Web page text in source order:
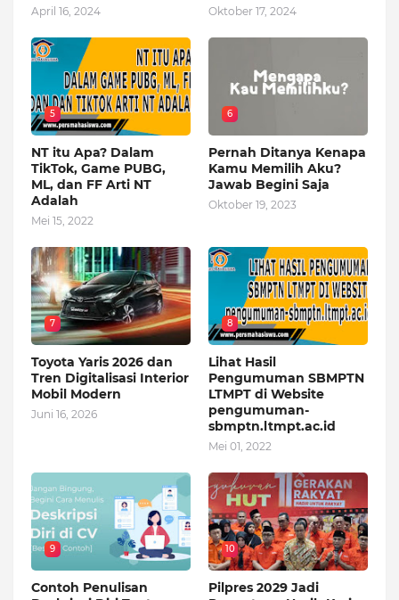
April 16, 2024 Oktober 17, 2024
5
NT itu Apa? Dalam
TikTok, Game PUBG,
ML, dan FF Arti NT
Adalah
Mei 15, 2022
6
Pernah Ditanya Kenapa
Kamu Memilih Aku?
Jawab Begini Saja
Oktober 19, 2023
7
Toyota Yaris 2026 dan
Tren Digitalisasi Interior
Mobil Modern
Juni 16, 2026
8
Lihat Hasil
Pengumuman SBMPTN
LTMPT di Website
pengumuman-
sbmptn.ltmpt.ac.id
Mei 01, 2022
9
Contoh Penulisan
10
Pilpres 2029 Jadi